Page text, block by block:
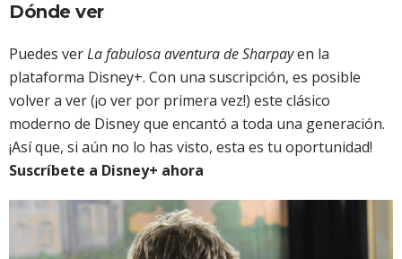
Dónde ver
Puedes verLa fabulosa aventura de Sharpayen la
plataforma Disney+. Con una suscripción, es posible
volver a ver (¡o ver por primera vez!) este clásico
moderno de Disney que encantó a toda una generación.
¡Así que, si aún no lo has visto, esta es tu oportunidad!
Suscríbete a Disney+ ahora